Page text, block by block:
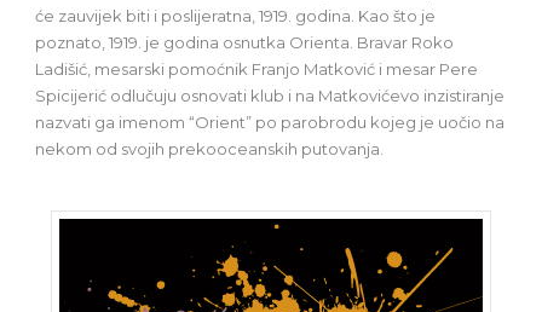
će zauvijek biti i poslijeratna, 1919. godina. Kao što je
poznato, 1919. je godina osnutka Orienta. Bravar Roko
Ladišić, mesarski pomoćnik Franjo Matković i mesar Pere
Spicijerić odlučuju osnovati klub i na Matkovićevo inzistiranje
nazvati ga imenom “Orient” po parobrodu kojeg je uočio na
nekom od svojih prekooceanskih putovanja.